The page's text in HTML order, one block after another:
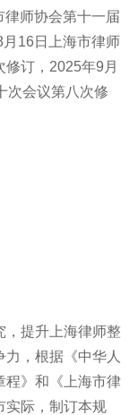
师协会第十一届
16日上海市律师
订，2025年9月
次会议第八次修
，提升上海律师整
，根据《中华人
程》和《上海市律
实际，制订本规